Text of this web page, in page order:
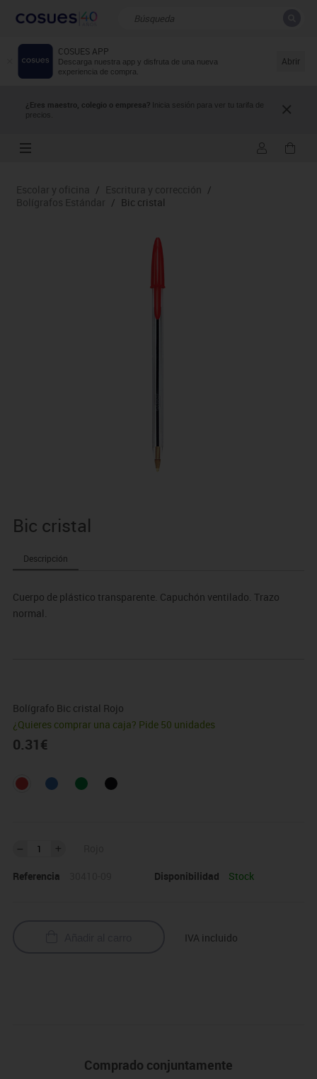
COSUES APP
Descarga nuestra app y disfruta de una nueva
experiencia de compra.
Abrir
¿Eres maestro, colegio o empresa? Inicia sesión para ver tu tarifa de
precios.
Resultados de la búsqueda
Escolar y oficina / Escritura y corrección /
Bolígrafos Estándar
/ Bic cristal
Bic cristal
Descripción
Cuerpo de plástico transparente. Capuchón ventilado. Trazo
normal.
Bolígrafo Bic cristal Rojo
¿Quieres comprar una caja? Pide 50 unidades
0.31€
Referencia Disponibilidad Stock
IVA incluido
Comprado conjuntamente